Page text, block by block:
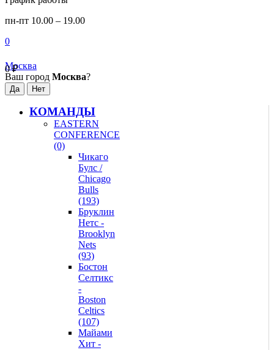
пн-пт 10.00 – 19.00
0
0₽
Москва
Ваш город Москва?
КОМАНДЫ
EASTERN
CONFERENCE
(0)
Чикаго
Булс /
Chicago
Bulls
(193)
Бруклин
Нетс -
Brooklyn
Nets
(93)
Бостон
Селтикс
-
Boston
Celtics
(107)
Майами
Хит -